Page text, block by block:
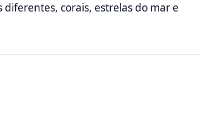
corais, estrelas do mar e